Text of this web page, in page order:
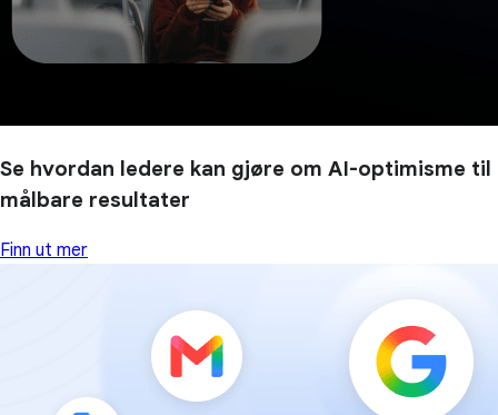
Se hvordan ledere kan gjøre om AI-optimisme til
målbare resultater
Finn ut mer